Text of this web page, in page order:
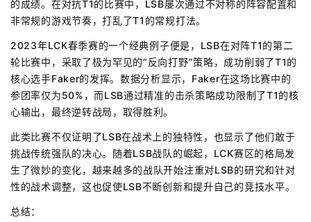
的成绩。在对抗T1的比赛中，LSB屡次通过不对称的阵容配置和
非常规的游戏节奏，打乱了T1的常规打法。
2023年LCK春季赛的一个经典例子便是，LSB在对阵T1的第二
轮比赛中，采取了极为罕见的“反向打野”策略，成功削弱了T1的
核心选手Faker的发挥。数据分析显示，Faker在这场比赛中的
参团率仅为50%，而LSB通过精准的击杀策略成功限制了T1的核
心输出，最终逆转战局，取得胜利。
此类比赛不仅证明了LSB在战术上的独特性，也显示了他们敢于
挑战传统强队的决心。随着LSB战队的崛起，LCK赛区的格局发
生了微妙的变化，越来越多的战队开始注重对LSB的研究和针对
性的战术调整，这也促使LSB不断创新和提升自己的竞技水平。
总结：